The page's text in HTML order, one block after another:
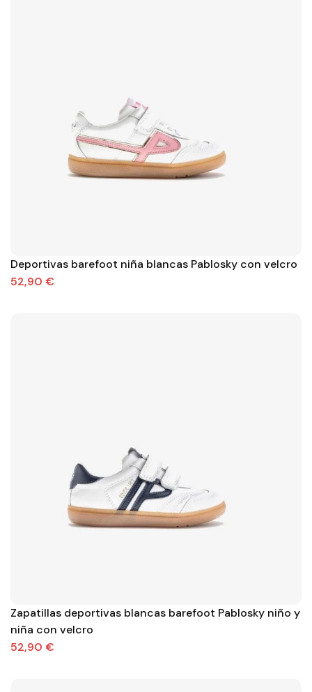
Deportivas barefoot niña blancas Pablosky con velcro
52,90 €
Zapatillas deportivas blancas barefoot Pablosky niño y
niña con velcro
52,90 €